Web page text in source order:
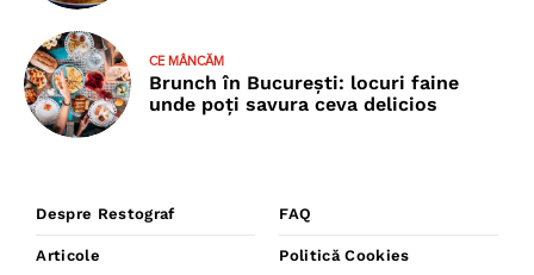
CE MÂNCĂM
Brunch în București: locuri faine
unde poţi savura ceva delicios
Despre Restograf
Articole
FAQ
Politică Cookies